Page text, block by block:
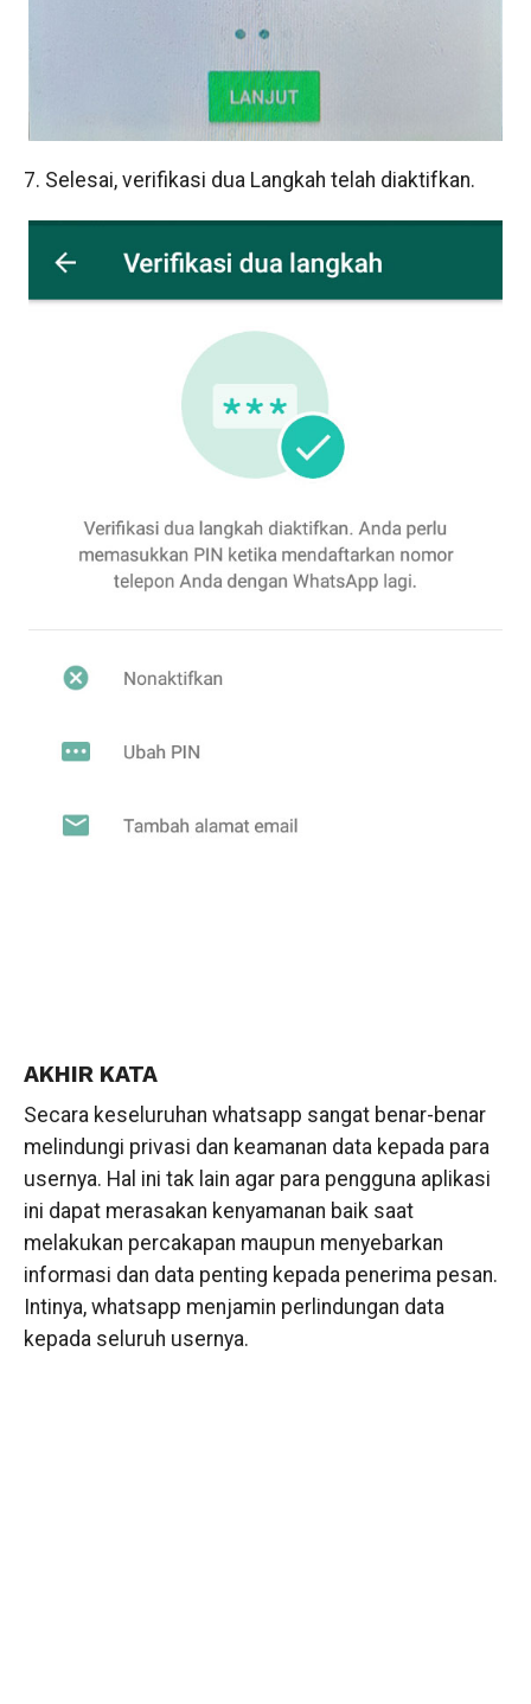
7. Selesai, verifikasi dua Langkah telah diaktifkan.
AKHIR KATA
Secara keseluruhan whatsapp sangat benar-benar
melindungi privasi dan keamanan data kepada para
usernya. Hal ini tak lain agar para pengguna aplikasi
ini dapat merasakan kenyamanan baik saat
melakukan percakapan maupun menyebarkan
informasi dan data penting kepada penerima pesan.
Intinya, whatsapp menjamin perlindungan data
kepada seluruh usernya.